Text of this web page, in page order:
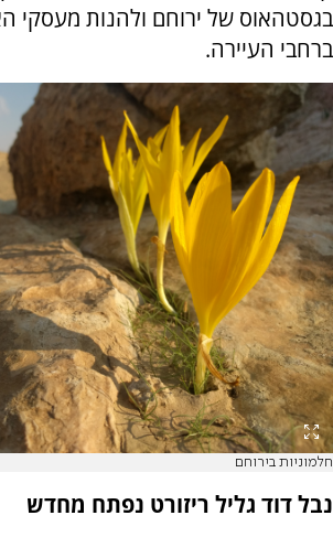
בגסטהאוס של ירוחם ולהנות מעסקי
ברחבי העיירה.
חלמוניות בירוחם
נבל דוד גליל ריזורט נפתח מחדש